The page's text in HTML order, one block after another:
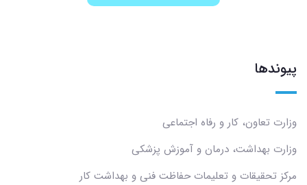
پیوندها
وزارت تعاون، کار و رفاه اجتماعی
وزارت بهداشت، درمان و آموزش پزشکی
مرکز تحقیقات و تعلیمات حفاظت فنی و بهداشت کار